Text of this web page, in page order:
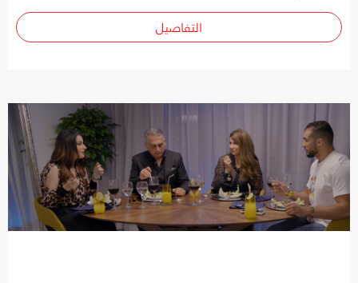
التفاصيل